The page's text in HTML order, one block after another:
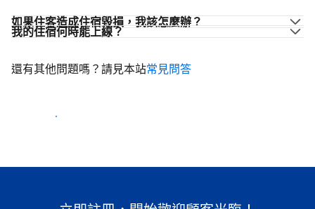
如果住客造成住宿毀損，我該怎麼辦？
我的住宿何時能上線？
還有其他問題嗎？請見本站常見問答
開始迎接住客